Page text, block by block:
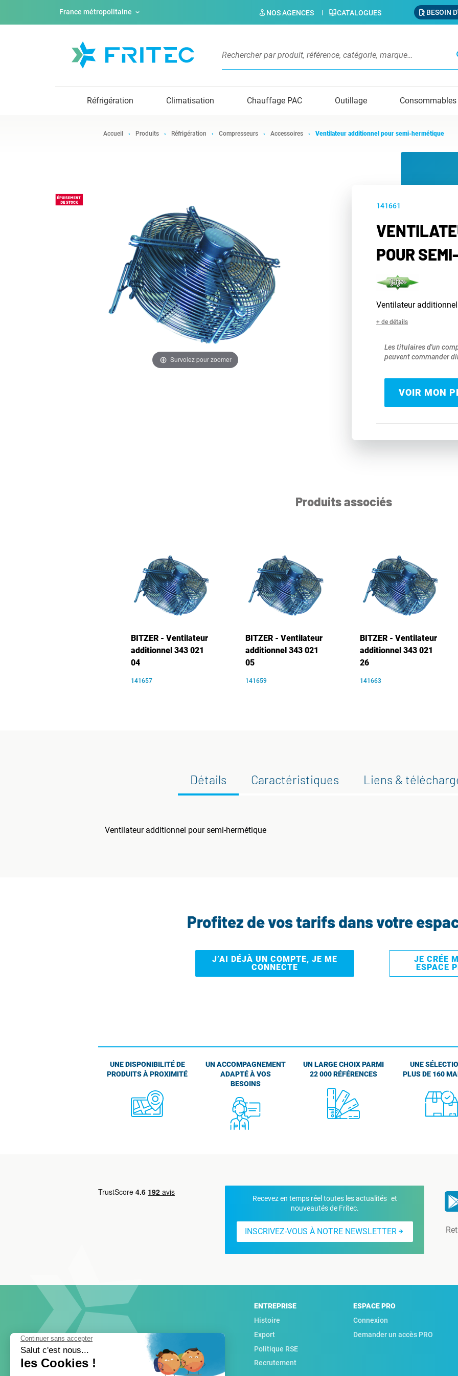
France métropolitaine NOS AGENCES CATALOGUES BESOIN
Réfrigération Climatisation Chauffage PAC Outillage Consommables
Accueil Produits Réfrigération Compresseurs Accessoires Ventilateur additionnel pour semi-hermétique
Survolez pour zoomer
141661
POUR
Ventilateur
+ de détails
Les titulaires d'un
peuvent commander
VOIR MON
Produits associés
BITZER - Ventilateur
additionnel 343 021
04
141657
BITZER - Ventilateur
additionnel 343 021
05
141659
BITZER - Ventilateur
additionnel 343 021
26
141663
Détails Caractéristiques Liens &
Ventilateur additionnel pour semi-hermétique
Profitez de vos tarifs dans votre
J’AI DÉJÀ UN COMPTE, JE ME
CONNECTE
JE CRÉE
ESPACE
UNE DISPONIBILITÉ DE
PRODUITS À PROXIMITÉ
UN ACCOMPAGNEMENT
ADAPTÉ À VOS
BESOINS
UN LARGE CHOIX PARMI
22 000 RÉFÉRENCES
UNE
PLUS DE 160
Recevez en temps réel toutes les actualités et
nouveautés de Fritec.
INSCRIVEZ-VOUS À NOTRE NEWSLETTER
ENTREPRISE
Histoire
Export
Politique RSE
Recrutement
ESPACE PRO
Connexion
Demander un accès PRO